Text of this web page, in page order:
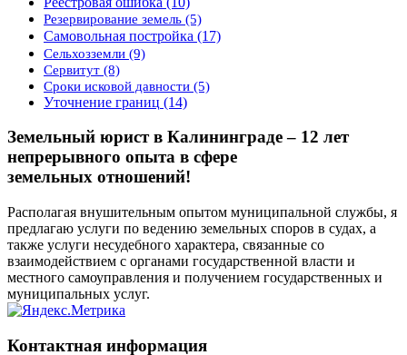
Резервирование земель (5)
Самовольная постройка (17)
Сельхозземли (9)
Сервитут (8)
Сроки исковой давности (5)
Уточнение границ (14)
Земельный юрист в Калининграде – 12 лет
непрерывного опыта в сфере
земельных отношений!
Располагая внушительным опытом муниципальной службы, я
предлагаю услуги по ведению земельных споров в судах, а
также услуги несудебного характера, связанные со
взаимодействием с органами государственной власти и
местного самоуправления и получением государственных и
муниципальных услуг.
Контактная информация